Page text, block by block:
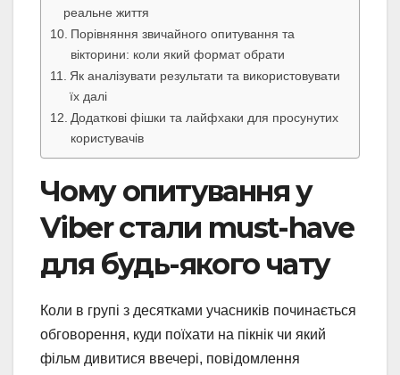
реальне життя
Порівняння звичайного опитування та
вікторини: коли який формат обрати
Як аналізувати результати та використовувати
їх далі
Додаткові фішки та лайфхаки для просунутих
користувачів
Чому опитування у
Viber стали must-have
для будь-якого чату
Коли в групі з десятками учасників починається
обговорення, куди поїхати на пікнік чи який
фільм дивитися ввечері, повідомлення